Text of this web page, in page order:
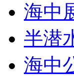
海中
半潜
海中